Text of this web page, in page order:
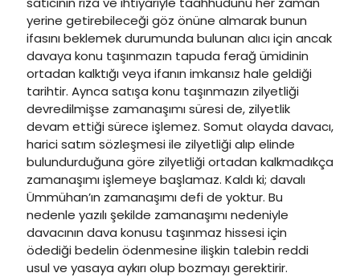
yerine getirebileceği göz önüne almarak bunun
ifasını beklemek durumunda bulunan alıcı için ancak
davaya konu taşınmazın tapuda ferağ ümidinin
ortadan kalktığı veya ifanın imkansız hale geldiği
tarihtir. Aynca satışa konu taşınmazın zilyetliği
devredilmişse zamanaşımı süresi de, zilyetlik
devam ettiği sürece işlemez. Somut olayda davacı,
harici satım sözleşmesi ile zilyetliği alıp elinde
bulundurduğuna göre zilyetliği ortadan kalkmadıkça
zamanaşımı işlemeye başlamaz. Kaldı ki; davalı
Ümmühan’ın zamanaşımı defi de yoktur. Bu
nedenle yazılı şekilde zamanaşımı nedeniyle
davacının dava konusu taşınmaz hissesi için
ödediği bedelin ödenmesine ilişkin talebin reddi
usul ve yasaya aykırı olup bozmayı gerektirir.